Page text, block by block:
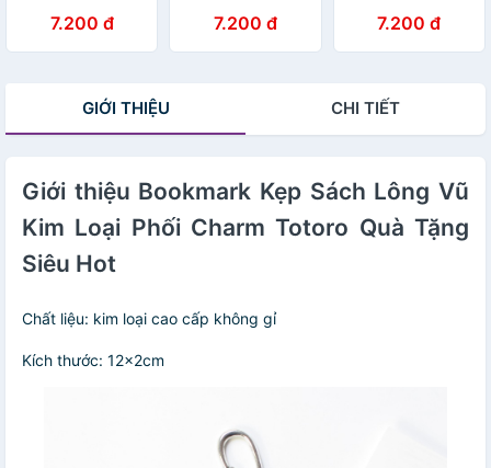
7.200 đ 7.200 đ 7.200 đ
GIỚI THIỆU CHI TIẾT
Giới thiệu Bookmark Kẹp Sách Lông Vũ
Kim Loại Phối Charm Totoro Quà Tặng
Siêu Hot
Chất liệu: kim loại cao cấp không gỉ
Kích thước: 12x2cm